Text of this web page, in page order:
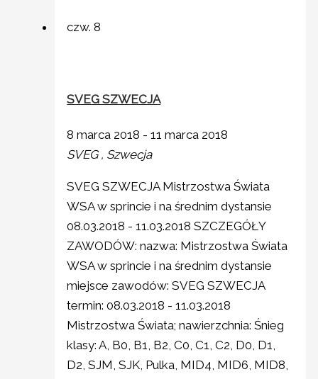
czw.8
SVEG SZWECJA
8 marca 2018 -11 marca 2018
SVEG, Szwecja
SVEG SZWECJA Mistrzostwa Świata
WSA w sprincie i na średnim dystansie
08.03.2018 - 11.03.2018 SZCZEGÓŁY
ZAWODÓW: nazwa: Mistrzostwa Świata
WSA w sprincie i na średnim dystansie
miejsce zawodów: SVEG SZWECJA
termin: 08.03.2018 - 11.03.2018
Mistrzostwa Świata; nawierzchnia: Śnieg
klasy: A, B0, B1, B2, C0, C1, C2, D0, D1,
D2, SJM, SJK, Pulka, MID4, MID6, MID8,